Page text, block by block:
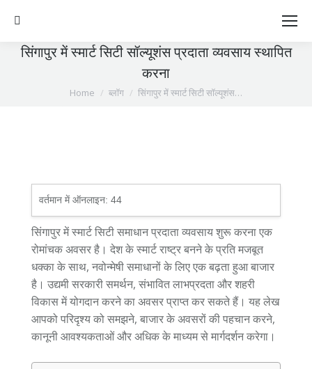
Search:
सिंगापुर में स्मार्ट सिटी सॉल्यूशंस प्रदाता व्यवसाय स्थापित
करना
You are here:
Home ब्लॉग सिंगापुर में स्मार्ट सिटी सॉल्यूशंस…
वर्तमान में ऑनलाइन: 44
सिंगापुर में स्मार्ट सिटी समाधान प्रदाता व्यवसाय शुरू करना एक
रोमांचक अवसर है। देश के स्मार्ट राष्ट्र बनने के प्रति मजबूत
धक्का के साथ, नवोन्मेषी समाधानों के लिए एक बढ़ता हुआ बाजार
है। उद्यमी सरकारी समर्थन, संभावित लाभप्रदता और शहरी
विकास में योगदान करने का अवसर प्राप्त कर सकते हैं। यह लेख
आपको परिदृश्य को समझने, बाजार के अवसरों की पहचान करने,
कानूनी आवश्यकताओं और अधिक के माध्यम से मार्गदर्शन करेगा।